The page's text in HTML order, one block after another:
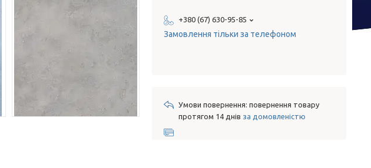
+380 (67) 630-95-85
Замовлення тільки за телефоном
повернення товару
протягом 14 днів за домовленістю